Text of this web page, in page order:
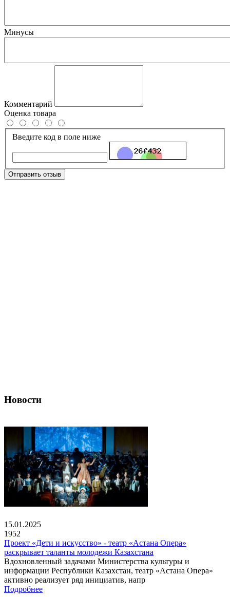
Минусы
Комментарий
Оценка товара
Введите код в поле ниже
Отправить отзыв
Новости
15.01.2025
1952
Проект «Дети и искусство» - театр «Астана Опера»
раскрывает таланты молодежи Казахстана
Вдохновленный задачами Министерства культуры и
информации Республики Казахстан, театр «Астана Опера»
активно реализует ряд инициатив, напр
Подробнее